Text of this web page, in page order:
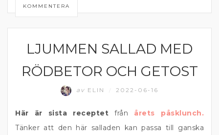
KOMMENTERA
DRESSING
LJUMMEN SALLAD MED
RÖDBETOR OCH GETOST
av ELIN 2022-06-16
Här är sista receptet från årets påsklunch.
Tänker att den här salladen kan passa till ganska